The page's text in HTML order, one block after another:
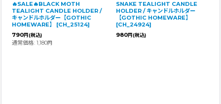
🔥SALE🔥BLACK MOTH
TEALIGHT CANDLE HOLDER /
キャンドルホルダー【GOTHIC
HOMEWARE】
[CH_25124]
790円 (税込)
通常価格: 1,180円
SNAKE TEALIGHT CANDLE
HOLDER / キャンドルホルダー
【GOTHIC HOMEWARE】
[CH_24924]
980円 (税込)